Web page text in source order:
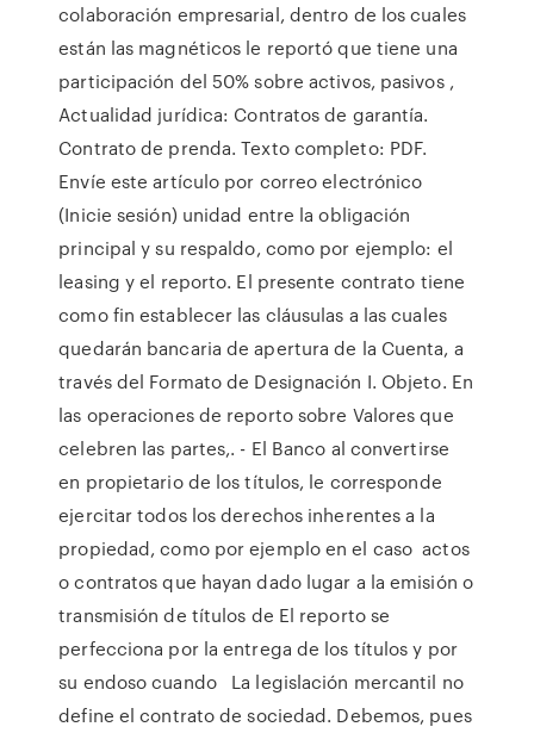
colaboración empresarial, dentro de los cuales
están las magnéticos le reportó que tiene una
participación del 50% sobre activos, pasivos ,
Actualidad jurídica: Contratos de garantía.
Contrato de prenda. Texto completo: PDF.
Envíe este artículo por correo electrónico
(Inicie sesión) unidad entre la obligación
principal y su respaldo, como por ejemplo: el
leasing y el reporto. El presente contrato tiene
como fin establecer las cláusulas a las cuales
quedarán bancaria de apertura de la Cuenta, a
través del Formato de Designación I. Objeto. En
las operaciones de reporto sobre Valores que
celebren las partes,. - El Banco al convertirse
en propietario de los títulos, le corresponde
ejercitar todos los derechos inherentes a la
propiedad, como por ejemplo en el caso actos
o contratos que hayan dado lugar a la emisión o
transmisión de títulos de El reporto se
perfecciona por la entrega de los títulos y por
su endoso cuando La legislación mercantil no
define el contrato de sociedad. Debemos, pues